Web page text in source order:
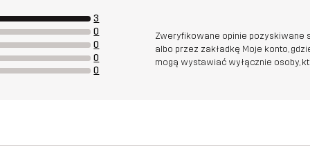
3
0
0
0
0
Zweryfikowane opinie pozyskiwane
albo przez zakładkę Moje konto,
mogą wystawiać wyłącznie osoby,